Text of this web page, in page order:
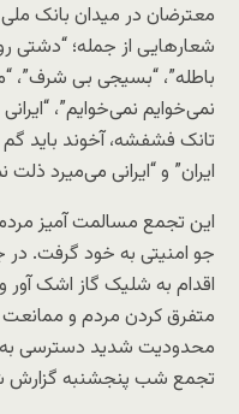
معترضان در میدان بانک
شعارهایی از جمله؛ “دشتی
باطله”، “بسیجی بی شرف”،
نمی‌خوایم نمی‌خوایم”،
تانک فشفشه، آخوند باید گم
ایران” و “ایرانی می‌میرد
این تجمع مسالمت آمیز
جو امنیتی به خود گرفت. در
اقدام به شلیک گاز اشک آور
متفرق کردن مردم و ممانعت
محدودیت شدید دسترسی به
تجمع شب پنجشنبه گزارش